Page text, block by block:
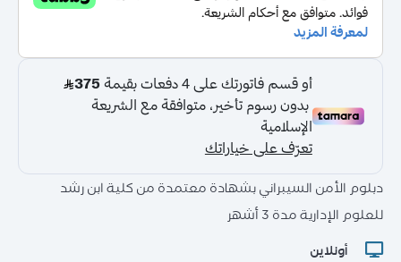
دبلوم الأمن السيبراني بشهادة معتمدة من كلية ابن رشد
للعلوم الإدارية مدة 3 أشهر
أونلاين